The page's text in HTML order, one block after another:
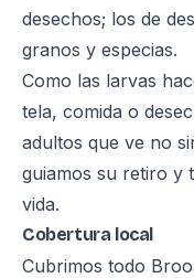
desechos; los de
granos y especias.
Como las larvas
tela, comida o
adultos que ve no
guiamos su retiro y
vida.
Cobertura local
Cubrimos todo